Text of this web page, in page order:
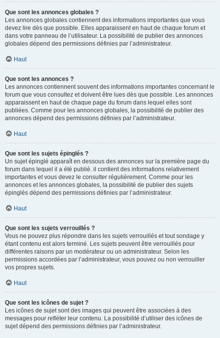
Que sont les annonces globales ?
Les annonces globales contiennent des informations importantes que vous
devez lire dès que possible. Elles apparaissent en haut de chaque forum et
dans votre panneau de l’utilisateur. La possibilité de publier des annonces
globales dépend des permissions définies par l’administrateur.
Haut
Que sont les annonces ?
Les annonces contiennent souvent des informations importantes concernant le
forum que vous consultez et doivent être lues dès que possible. Les annonces
apparaissent en haut de chaque page du forum dans lequel elles sont
publiées. Comme pour les annonces globales, la possibilité de publier des
annonces dépend des permissions définies par l’administrateur.
Haut
Que sont les sujets épinglés ?
Un sujet épinglé apparaît en dessous des annonces sur la première page du
forum dans lequel il a été publié. il contient des informations relativement
importantes et vous devez le consulter régulièrement. Comme pour les
annonces et les annonces globales, la possibilité de publier des sujets
épinglés dépend des permissions définies par l’administrateur.
Haut
Que sont les sujets verrouillés ?
Vous ne pouvez plus répondre dans les sujets verrouillés et tout sondage y
étant contenu est alors terminé. Les sujets peuvent être verrouillés pour
différentes raisons par un modérateur ou un administrateur. Selon les
permissions accordées par l’administrateur, vous pouvez ou non verrouiller
vos propres sujets.
Haut
Que sont les icônes de sujet ?
Les icônes de sujet sont des images qui peuvent être associées à des
messages pour refléter leur contenu. La possibilité d’utiliser des icônes de
sujet dépend des permissions définies par l’administrateur.